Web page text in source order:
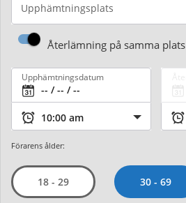
Upphämtningsplats
Återlämning på samma plats
Upphämtningsdatum
Förarens ålder:
18 - 29 30 - 69